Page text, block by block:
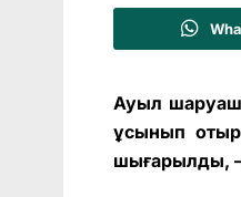
Ауыл
ұсынып
шығарылды,